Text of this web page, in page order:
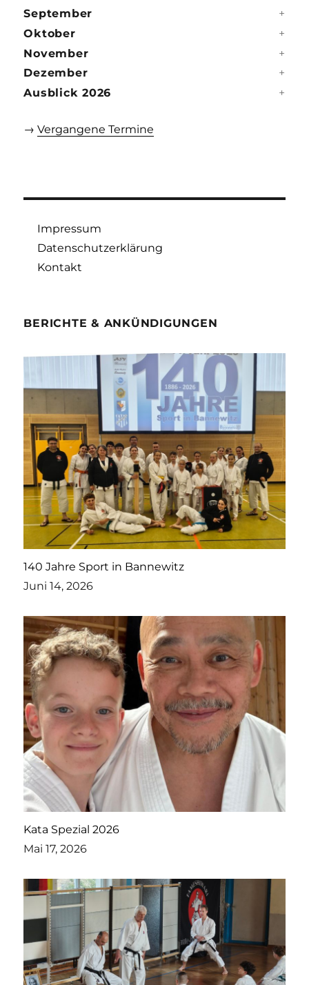
September
Oktober
November
Dezember
Ausblick 2026
→Vergangene Termine
Impressum
Datenschutzerklärung
Kontakt
BERICHTE & ANKÜNDIGUNGEN
140 Jahre Sport in Bannewitz
Juni 14, 2026
Kata Spezial 2026
Mai 17, 2026